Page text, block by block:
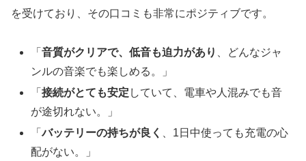
を受けており、その口コミも非常にポジティブです。
「音質がクリアで、低音も迫力があり
、どんなジャ
ンルの音楽でも楽しめる。」
「接続がとても安定 していて、電車や人混みでも音
が途切れない。」
「バッテリーの持ちが良く
、1日中使っても充電の心
配がない。」